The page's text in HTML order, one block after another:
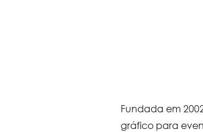
Fundada em
gráfico para